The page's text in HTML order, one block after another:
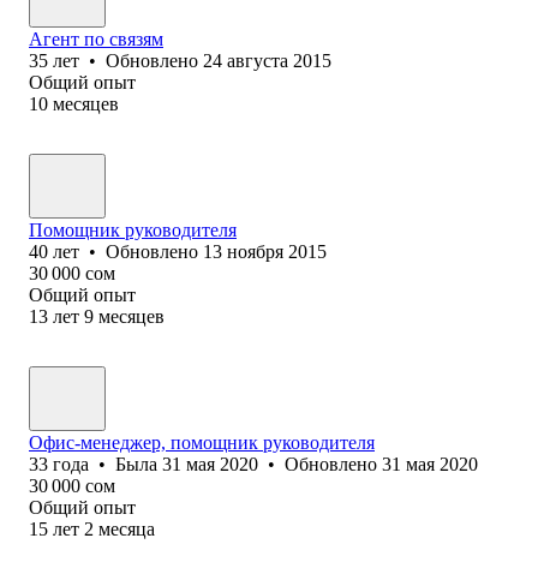
Агент по связям
35 лет • Обновлено 24 августа 2015
Общий опыт
10 месяцев
Помощник руководителя
40 лет • Обновлено 13 ноября 2015
30 000 сом
Общий опыт
13 лет 9 месяцев
Офис-менеджер, помощник руководителя
33 года • Была 31 мая 2020 • Обновлено 31 мая 2020
30 000 сом
Общий опыт
15 лет 2 месяца